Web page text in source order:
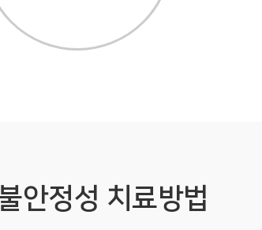
안정성 치료방법